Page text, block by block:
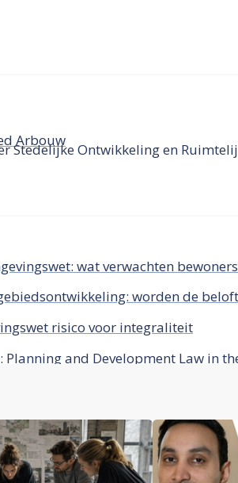
Arbouw
Stedelijke Ontwikkeling en
wat verwachten
worden de
risico voor integraliteit
Planning and Development Law in